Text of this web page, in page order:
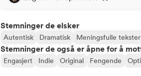
Stemninger de elsker
Autentisk Dramatisk Meningsfulle tekster
Stemninger de også er åpne for å
Engasjert Indie Original Fengende